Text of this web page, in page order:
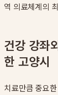
역 의료체계의
건강 강좌
한 고양시
치료만큼 중요